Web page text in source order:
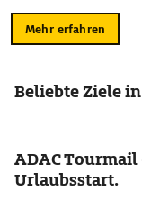
Mehr erfahren
Beliebte Ziele
ADAC
Urlaubsstart.